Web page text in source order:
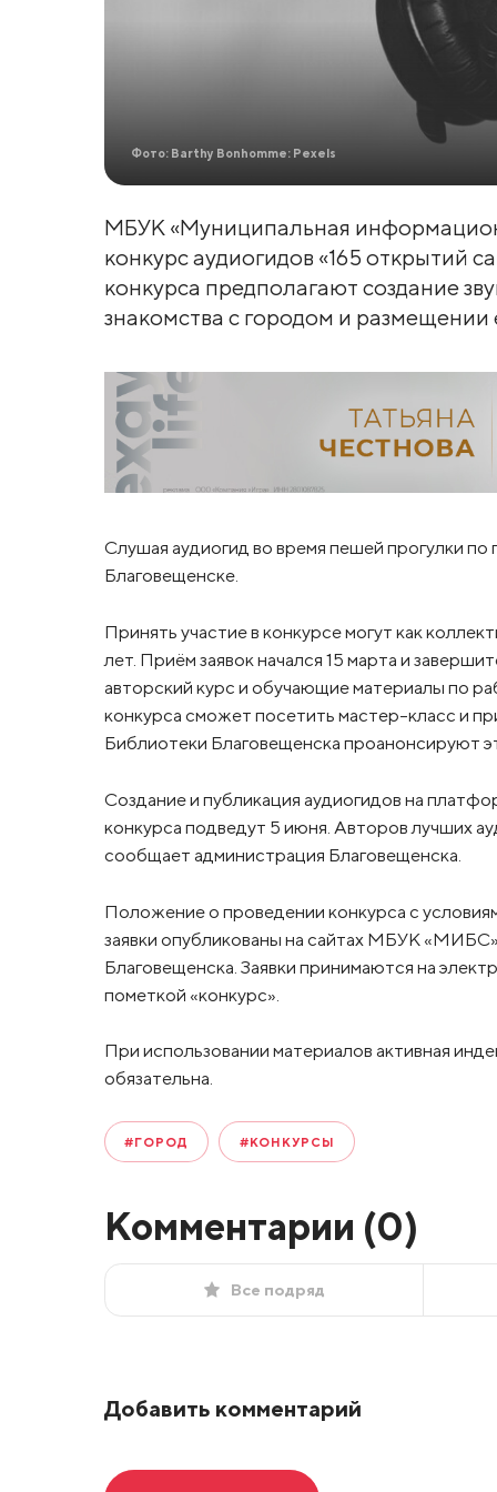
Фото: Barthy Bonhomme: Pexels
МБУК «Муниципальная
конкурс аудиогидов «165 открытий
конкурса предполагают создание
знакомства с городом и размещении
Слушая аудиогид во время пешей прогулки
Благовещенске.
Принять участие в конкурсе могут как
лет. Приём заявок начался 15 марта и
авторский курс и обучающие материалы по
конкурса сможет посетить мастер-класс и
Библиотеки Благовещенска проанонсируют
Создание и публикация аудиогидов на
конкурса подведут 5 июня. Авторов лучших
сообщает администрация Благовещенска.
Положение о проведении конкурса с
заявки опубликованы на сайтах МБУК
Благовещенска. Заявки принимаются на
пометкой «конкурс».
При использовании материалов активная
обязательна.
#ГОРОД #КОНКУРСЫ
Комментарии (0)
Все подряд
Добавить комментарий